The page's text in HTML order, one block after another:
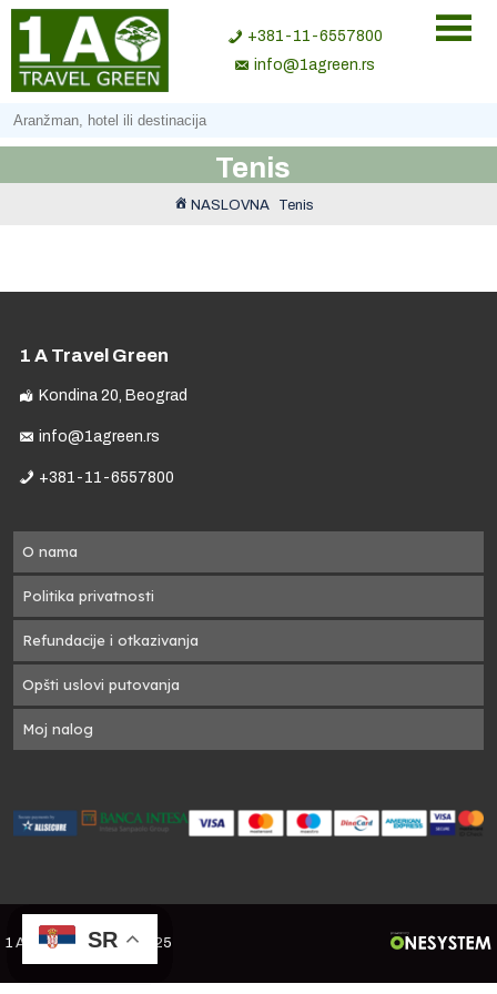
+381-11-6557800
info@1agreen.rs
Tenis
NASLOVNA Tenis
1 A Travel Green
Kondina 20, Beograd
info@1agreen.rs
+381-11-6557800
O nama
Politika privatnosti
Refundacije i otkazivanja
Opšti uslovi putovanja
Moj nalog
1 A Travel Green - ©2025
SR
SR
SR
SR